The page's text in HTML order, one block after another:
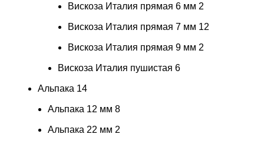
Вискоза Италия прямая 6 мм 2
Вискоза Италия прямая 7 мм 12
Вискоза Италия прямая 9 мм 2
Вискоза Италия пушистая 6
Альпака 14
Альпака 12 мм 8
Альпака 22 мм 2